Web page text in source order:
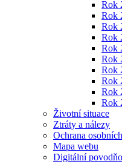
Rok
Rok
Rok
Rok
Rok
Rok
Rok
Rok
Rok
Rok
Životní situace
Ztráty a nálezy
Ochrana
Mapa webu
Digitální